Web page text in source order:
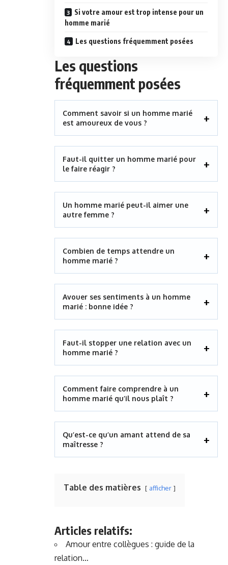
Si votre amour est trop intense pour un
homme marié
Les questions fréquemment posées
Les questions
fréquemment posées
Comment savoir si un homme marié
est amoureux de vous ?
Faut-il quitter un homme marié pour
le faire réagir ?
Un homme marié peut-il aimer une
autre femme ?
Combien de temps attendre un
homme marié ?
Avouer ses sentiments à un homme
marié : bonne idée ?
Faut-il stopper une relation avec un
homme marié ?
Comment faire comprendre à un
homme marié qu’il nous plaît ?
Qu’est-ce qu’un amant attend de sa
maîtresse ?
Table des matières afficher
Articles relatifs:
Amour entre collègues : guide de la
relation…